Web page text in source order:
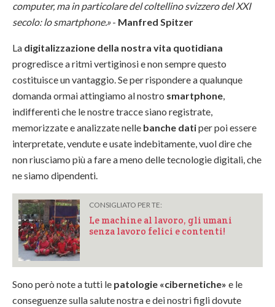
computer, ma in particolare del coltellino svizzero del XXI
secolo: lo smartphone.»- Manfred Spitzer
La digitalizzazione della nostra vita quotidiana
progredisce a ritmi vertiginosi e non sempre questo
costituisce un vantaggio. Se per rispondere a qualunque
domanda ormai attingiamo al nostro smartphone
indifferenti che le nostre tracce siano registrate,
memorizzate e analizzate nelle banche datiper poi essere
interpretate, vendute e usate indebitamente, vuol dire che
non riusciamo più a fare a meno delle tecnologie digitali, che
ne siamo dipendenti.
CONSIGLIATO PER TE:
Le machine al lavoro, gli umani
senza lavoro felici e contenti!
Sono però note a tutti le patologie «cibernetiche» e le
conseguenze sulla salute nostra e dei nostri figli dovute